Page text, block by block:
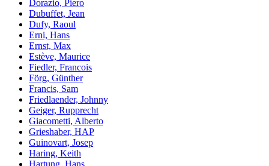
Dorazio, Piero
Dubuffet, Jean
Dufy, Raoul
Erni, Hans
Ernst, Max
Estève, Maurice
Fiedler, Francois
Förg, Günther
Francis, Sam
Friedlaender, Johnny
Geiger, Rupprecht
Giacometti, Alberto
Grieshaber, HAP
Guinovart, Josep
Haring, Keith
Hartung, Hans